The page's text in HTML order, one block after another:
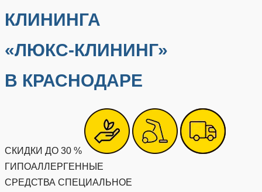
КЛИНИНГА
«ЛЮКС-КЛИНИНГ»
В КРАСНОДАРЕ
СКИДКИ ДО 30 %
ГИПОАЛЛЕРГЕННЫЕ
СРЕДСТВА СПЕЦИАЛЬНОЕ